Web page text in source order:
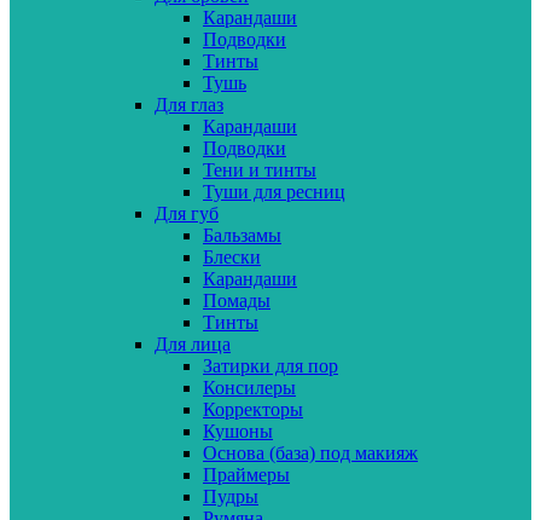
Карандаши
Подводки
Тинты
Тушь
Для глаз
Карандаши
Подводки
Тени и тинты
Туши для ресниц
Для губ
Бальзамы
Блески
Карандаши
Помады
Тинты
Для лица
Затирки для пор
Консилеры
Корректоры
Кушоны
Основа (база) под макияж
Праймеры
Пудры